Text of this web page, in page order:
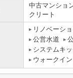
中古マンショ
クリート
リノベーシ
公営水道
システムキ
ウォークイ